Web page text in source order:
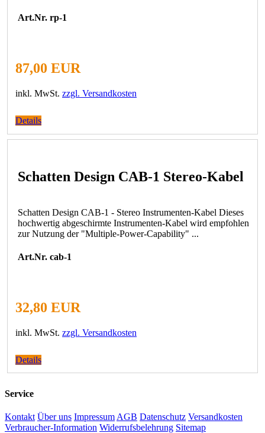
Art.Nr. rp-1
87,00 EUR
inkl. MwSt. zzgl. Versandkosten
Details
Schatten Design CAB-1 Stereo-Kabel
Schatten Design CAB-1 - Stereo Instrumenten-Kabel Dieses
hochwertig abgeschirmte Instrumenten-Kabel wird empfohlen
zur Nutzung der "Multiple-Power-Capability" ...
Art.Nr. cab-1
32,80 EUR
inkl. MwSt. zzgl. Versandkosten
Details
Service
Kontakt Über uns Impressum AGB Datenschutz Versandkosten
Verbraucher-Information Widerrufsbelehrung Sitemap